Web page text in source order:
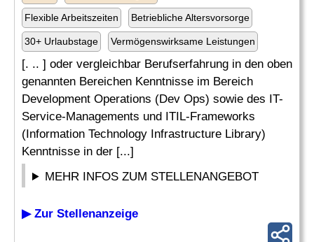
Flexible Arbeitszeiten Betriebliche Altersvorsorge
30+ Urlaubstage Vermögenswirksame Leistungen
[. .. ] oder vergleichbar Berufserfahrung in den oben
genannten Bereichen Kenntnisse im Bereich
Development Operations (Dev Ops) sowie des IT-
Service-Managements und ITIL-Frameworks
(Information Technology Infrastructure Library)
Kenntnisse in der [...]
MEHR INFOS ZUM STELLENANGEBOT
▶ Zur Stellenanzeige